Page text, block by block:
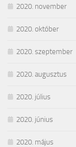
2020. november
2020. október
2020. szeptember
2020. augusztus
2020. július
2020. június
2020. május